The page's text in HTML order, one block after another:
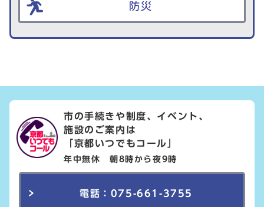
防災
市の手続きや制度、イベント、
施設のご案内は
「京都いつでもコール」
年中無休 朝8時から夜9時
電話：075-661-3755